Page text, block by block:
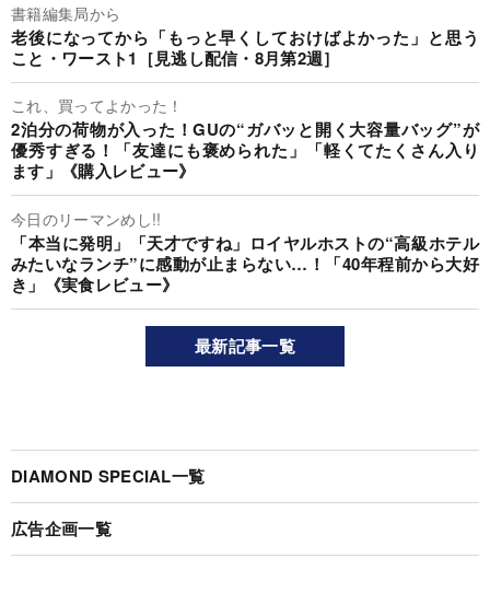
書籍編集局から
老後になってから「もっと早くしておけばよかった」と思う
こと・ワースト1［見逃し配信・8月第2週］
これ、買ってよかった！
2泊分の荷物が入った！GUの“ガバッと開く大容量バッグ”が
優秀すぎる！「友達にも褒められた」「軽くてたくさん入り
ます」《購入レビュー》
今日のリーマンめし!!
「本当に発明」「天才ですね」ロイヤルホストの“高級ホテル
みたいなランチ”に感動が止まらない…！「40年程前から大好
き」《実食レビュー》
最新記事一覧
DIAMOND SPECIAL一覧
広告企画一覧